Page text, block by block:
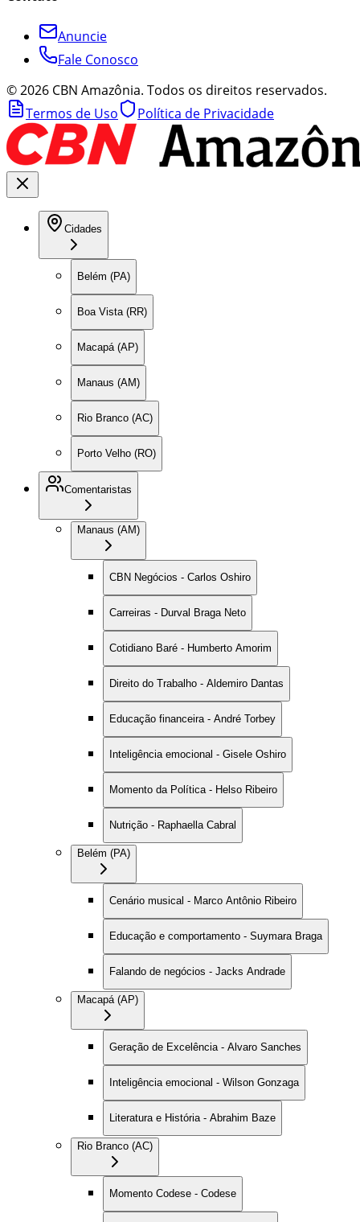
Anuncie
Fale Conosco
©2026 CBN Amazônia. Todos os direitos reservados.
Termos de Uso
Política de Privacidade
Cidades
Belém (PA)
Boa Vista (RR)
Macapá (AP)
Manaus (AM)
Rio Branco (AC)
Porto Velho (RO)
Comentaristas
Manaus (AM)
CBN Negócios - Carlos Oshiro
Carreiras - Durval Braga Neto
Cotidiano Baré - Humberto Amorim
Direito do Trabalho - Aldemiro Dantas
Educação financeira - André Torbey
Inteligência emocional - Gisele Oshiro
Momento da Política - Helso Ribeiro
Nutrição - Raphaella Cabral
Belém (PA)
Cenário musical - Marco Antônio Ribeiro
Educação e comportamento - Suymara Braga
Falando de negócios - Jacks Andrade
Macapá (AP)
Geração de Excelência - Alvaro Sanches
Inteligência emocional - Wilson Gonzaga
Literatura e História - Abrahim Baze
Rio Branco (AC)
Momento Codese - Codese